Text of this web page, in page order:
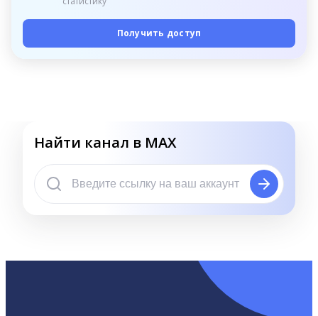
Получить доступ
Найти канал в MAX